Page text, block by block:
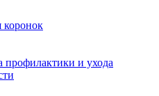
коронок
профилактики и ухода